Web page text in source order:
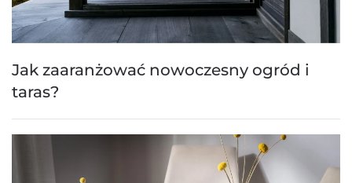
Jak zaaranżować nowoczesny ogród i
taras?